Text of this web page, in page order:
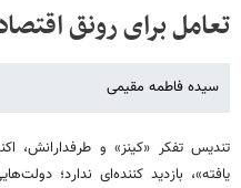
تعامل برای رونق
سیده فاطمه مقیمی
تندیس تفکر «کینز» و
یافته»، بازدید کننده‌ای ندارد؛